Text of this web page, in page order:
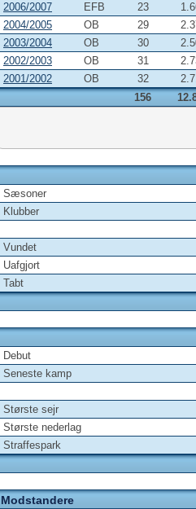
2006/2007
EFB 23
2004/2005
OB 29
2003/2004
OB 30
2002/2003
OB 31
2001/2002
OB 32
156
Sæsoner
Klubber
Vundet
Uafgjort
Tabt
Debut
Seneste kamp
Største sejr
Største nederlag
Straffespark
Modstandere